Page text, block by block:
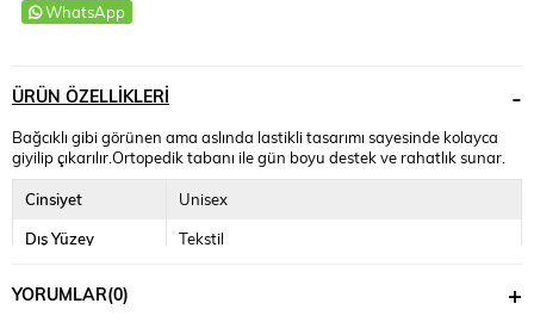
WhatsApp
ÜRÜN ÖZELLIKLERI
Bağcıklı gibi görünen ama aslında lastikli tasarımı sayesinde kolayca
giyilip çıkarılır.Ortopedik tabanı ile gün boyu destek ve rahatlık sunar.
Cinsiyet
Unisex
Dış Yüzey
Tekstil
YORUMLAR(0)